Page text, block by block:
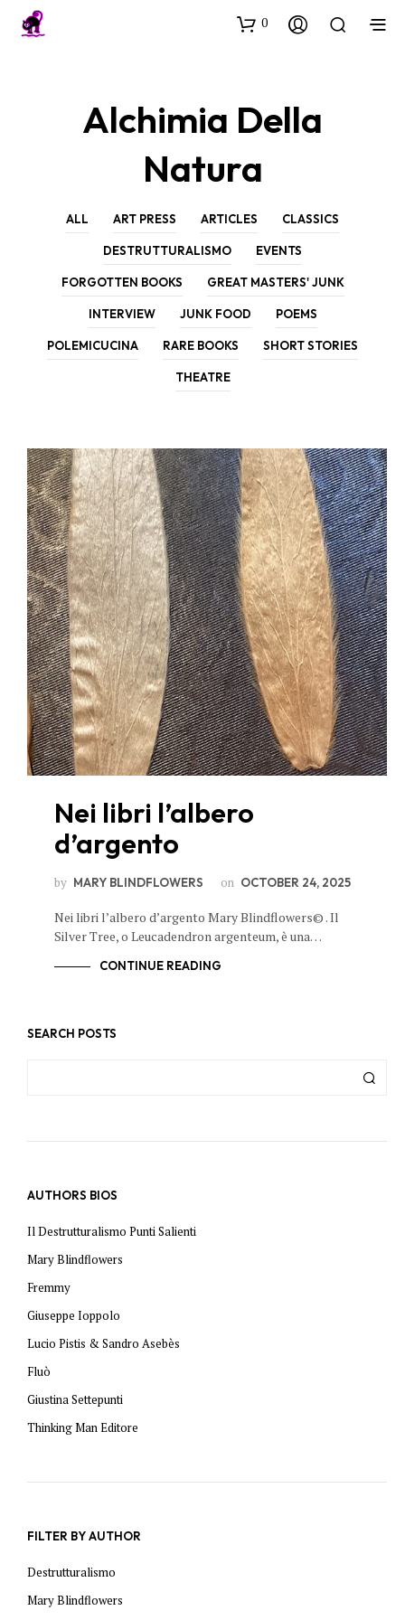
0
Alchimia Della
Natura
ALL ART PRESS ARTICLES CLASSICS
DESTRUTTURALISMO EVENTS
FORGOTTEN BOOKS GREAT MASTERS' JUNK
INTERVIEW JUNK FOOD POEMS
POLEMICUCINA RARE BOOKS SHORT STORIES
THEATRE
Nei libri l’albero
d’argento
by MARY BLINDFLOWERS on OCTOBER 24, 2025
Nei libri l’albero d’argento Mary Blindflowers© . Il
Silver Tree, o Leucadendron argenteum, è una…
CONTINUE READING
SEARCH POSTS
AUTHORS BIOS
Il Destrutturalismo Punti Salienti
Mary Blindflowers
Fremmy
Giuseppe Ioppolo
Lucio Pistis & Sandro Asebès
Fluò
Giustina Settepunti
Thinking Man Editore
FILTER BY AUTHOR
Destrutturalismo
Mary Blindflowers